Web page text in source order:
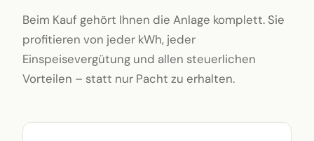
Beim Kauf gehört Ihnen die Anlage komplett. Sie
profitieren von jeder kWh, jeder
Einspeisevergütung und allen steuerlichen
Vorteilen – statt nur Pacht zu erhalten.